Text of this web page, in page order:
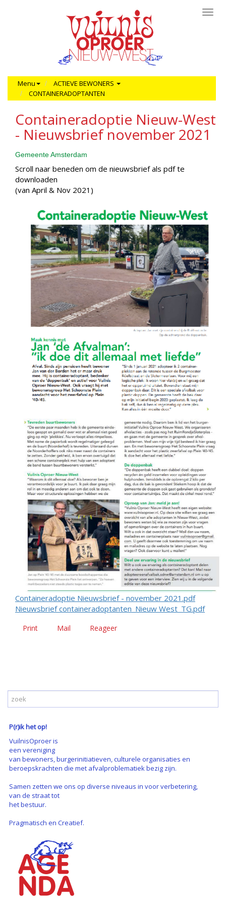
Menu
ACTIEVE BEWONERS
CONTAINERADOPTANTEN
Containeradoptie Nieuw-West
- Nieuwsbrief november 2021
Gemeente Amsterdam
Scroll naar beneden om de nieuwsbrief als pdf te
downloaden
(van April & Nov 2021)
Containeradoptie Nieuwsbrief - november 2021.pdf
Nieuwsbrief containeradoptanten_Nieuw West_TG.pdf
Print Mail Reageer
P(r)ik het op!
VuilnisOproer is
een vereniging
van bewoners, burgerinitiatieven, culturele organisaties en
beroepskrachten die met afvalproblematiek bezig zijn.
Samen zetten we ons op diverse niveaus in voor verbetering,
van de straat tot
het bestuur.
Pragmatisch en Creatief.